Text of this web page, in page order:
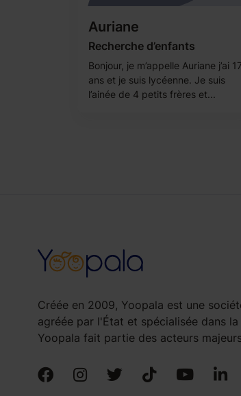
Auriane
Recherche d’enfants
Bonjour, je m’appelle Auriane j’ai 17
ans et je suis lycéenne. Je suis
l’ainée de 4 petits frères et...
Créée en 2009, Yoopala est une
agréée par l'État et spécialisée dans
Yoopala fait partie des acteurs